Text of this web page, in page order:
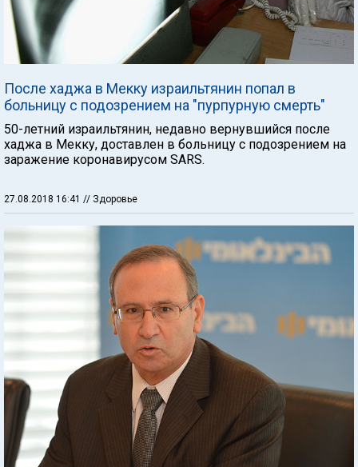
После хаджа в Мекку израильтянин попал в
больницу с подозрением на "пурпурную смерть"
50-летний израильтянин, недавно вернувшийся после
хаджа в Мекку, доставлен в больницу с подозрением на
заражение коронавирусом SARS.
27.08.2018 16:41 // Здоровье